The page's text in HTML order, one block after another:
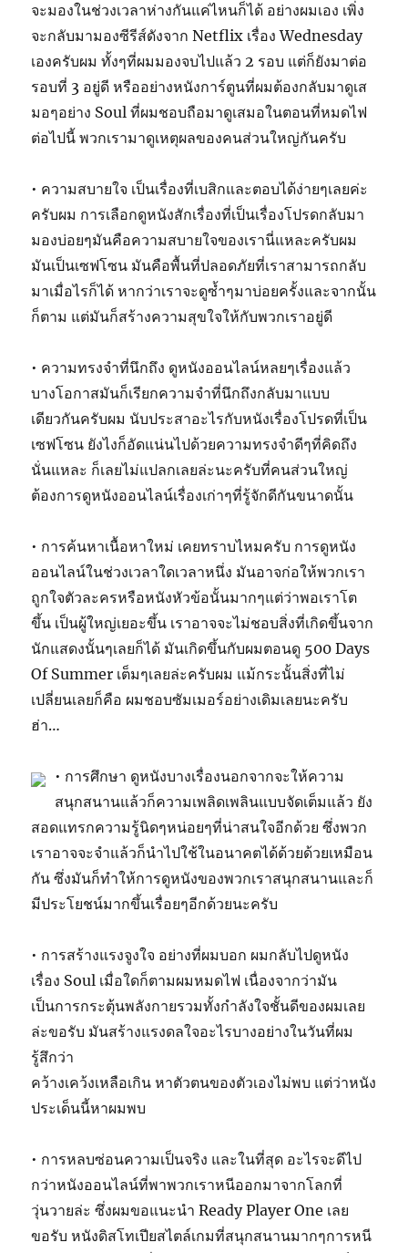
จะมองในช่วงเวลาห่างกันแค่ไหนก็ได้ อย่างผมเอง เพิ่ง
จะกลับมามองซีรีส์ดังจาก Netflix เรื่อง Wednesday
เองครับผม ทั้งๆที่ผมมองจบไปแล้ว 2 รอบ แต่ก็ยังมาต่อ
รอบที่ 3 อยู่ดี หรืออย่างหนังการ์ตูนที่ผมต้องกลับมาดูเส
มอๆอย่าง Soul ที่ผมชอบถือมาดูเสมอในตอนที่หมดไฟ
ต่อไปนี้ พวกเรามาดูเหตุผลของคนส่วนใหญ่กันครับ
• ความสบายใจ เป็นเรื่องที่เบสิกและตอบได้ง่ายๆเลยค่ะ
ครับผม การเลือกดูหนังสักเรื่องที่เป็นเรื่องโปรดกลับมา
มองบ่อยๆมันคือความสบายใจของเรานี่แหละครับผม
มันเป็นเซฟโซน มันคือพื้นที่ปลอดภัยที่เราสามารถกลับ
มาเมื่อไรก็ได้ หากว่าเราจะดูซ้ำๆมาบ่อยครั้งและจากนั้น
ก็ตาม แต่มันก็สร้างความสุขใจให้กับพวกเราอยู่ดี
• ความทรงจำที่นึกถึง ดูหนังออนไลน์หลยๆเรื่องแล้ว
บางโอกาสมันก็เรียกความจำที่นึกถึงกลับมาแบบ
เดียวกันครับผม นับประสาอะไรกับหนังเรื่องโปรดที่เป็น
เซฟโซน ยังไงก็อัดแน่นไปด้วยความทรงจำดีๆที่คิดถึง
นั่นแหละ ก็เลยไม่แปลกเลยล่ะนะครับที่คนส่วนใหญ่
ต้องการดูหนังออนไลน์เรื่องเก่าๆที่รู้จักดีกันขนาดนั้น
• การค้นหาเนื้อหาใหม่ เคยทราบไหมครับ การดูหนัง
ออนไลน์ในช่วงเวลาใดเวลาหนึ่ง มันอาจก่อให้พวกเรา
ถูกใจตัวละครหรือหนังหัวข้อนั้นมากๆแต่ว่าพอเราโต
ขึ้น เป็นผู้ใหญ่เยอะขึ้น เราอาจจะไม่ชอบสิ่งที่เกิดขึ้นจาก
นักแสดงนั้นๆเลยก็ได้ มันเกิดขึ้นกับผมตอนดู 500 Days
Of Summer เต็มๆเลยล่ะครับผม แม้กระนั้นสิ่งที่ไม่
เปลี่ยนเลยก็คือ ผมชอบซัมเมอร์อย่างเดิมเลยนะครับ
ฮ่า…
• การศึกษา ดูหนังบางเรื่องนอกจากจะให้ความ
สนุกสนานแล้วก็ความเพลิดเพลินแบบจัดเต็มแล้ว ยัง
สอดแทรกความรู้นิดๆหน่อยๆที่น่าสนใจอีกด้วย ซึ่งพวก
เราอาจจะจำแล้วก็นำไปใช้ในอนาคตได้ด้วยด้วยเหมือน
กัน ซึ่งมันก็ทำให้การดูหนังของพวกเราสนุกสนานและก็
มีประโยชน์มากขึ้นเรื่อยๆอีกด้วยนะครับ
• การสร้างแรงจูงใจ อย่างที่ผมบอก ผมกลับไปดูหนัง
เรื่อง Soul เมื่อใดก็ตามผมหมดไฟ เนื่องจากว่ามัน
เป็นการกระตุ้นพลังกายรวมทั้งกำลังใจชั้นดีของผมเลย
ล่ะขอรับ มันสร้างแรงดลใจอะไรบางอย่างในวันที่ผม
รู้สึกว่า
คว้างเคว้งเหลือเกิน หาตัวตนของตัวเองไม่พบ แต่ว่าหนัง
ประเด็นนี้หาผมพบ
• การหลบซ่อนความเป็นจริง และในที่สุด อะไรจะดีไป
กว่าหนังออนไลน์ที่พาพวกเราหนีออกมาจากโลกที่
วุ่นวายล่ะ ซึ่งผมขอแนะนำ Ready Player One เลย
ขอรับ หนังดิสโทเปียสไตล์เกมที่สนุกสนานมากๆการหนี